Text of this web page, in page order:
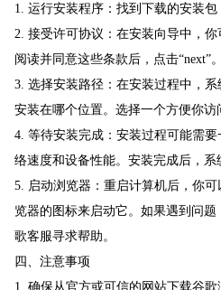
1. 运行安装程序：找到下载的安装包
2. 接受许可协议：在安装向导中，你
阅读并同意这些条款后，点击“next”。
3. 选择安装路径：在安装过程中，
安装在哪个位置。选择一个方便你访
4. 等待安装完成：安装过程可能需
络速度和设备性能。安装完成后，系
5. 启动浏览器：重启计算机后，你
览器的图标来启动它。如果遇到问
歌客服寻求帮助。
四、注意事项
1. 确保从官方或可信的网站下载谷